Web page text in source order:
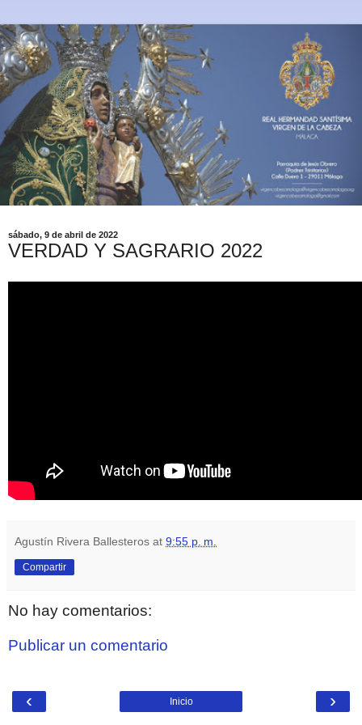
sábado, 9 de abril de 2022
VERDAD Y SAGRARIO 2022
Agustín Rivera Ballesteros at 9:55 p. m.
Compartir
No hay comentarios:
Publicar un comentario
‹ ›
Inicio